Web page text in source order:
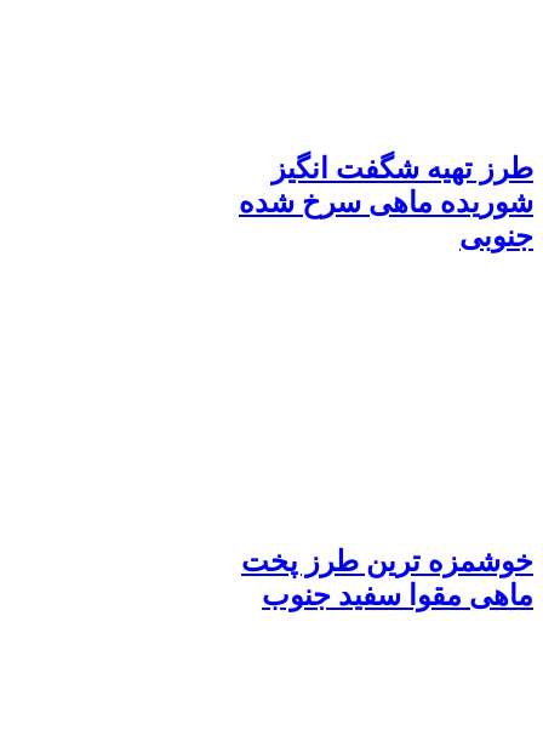
طرز تهیه شگفت انگیز
شوریده ماهی سرخ شده
جنوبی
خوشمزه ترین طرز پخت
ماهی مقوا سفید جنوب